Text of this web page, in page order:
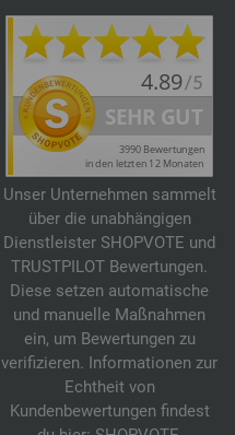
Unser Unternehmen sammelt
über die unabhängigen
Dienstleister SHOPVOTE und
TRUSTPILOT Bewertungen.
Diese setzen automatische
und manuelle Maßnahmen
ein, um Bewertungen zu
verifizieren. Informationen zur
Echtheit von
Kundenbewertungen findest